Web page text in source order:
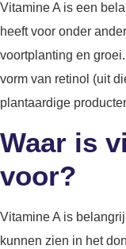
Vitamine A is een
heeft voor onder
voortplanting en
vorm van retinol (uit
plantaardige
Waar is
voor?
Vitamine A is
kunnen zien in het